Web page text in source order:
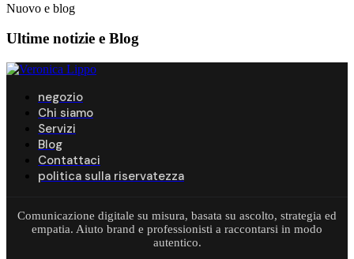
Nuovo e blog
Ultime notizie e Blog
negozio
Chi siamo
Servizi
Blog
Contattaci
politica sulla riservatezza
Comunicazione digitale su misura, basata su ascolto, strategia ed
empatia. Aiuto brand e professionisti a raccontarsi in modo
autentico.